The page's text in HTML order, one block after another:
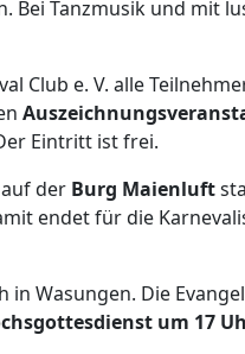
Tanzmusik und mit
Club e. V. alle
Eintritt ist frei.
auf der Burg Maienluft
endet für die
in Wasungen. Die
um 17